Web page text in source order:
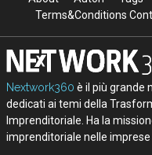
Terms&Conditions
Nextwork360 è il più grande
dedicati ai temi della
Imprenditoriale. Ha la
imprenditoriale nelle